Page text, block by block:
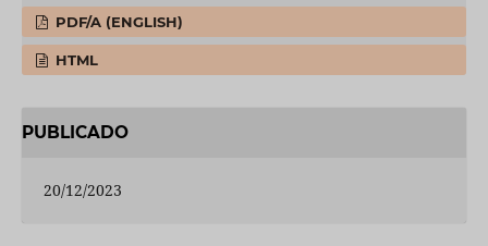
PDF/A (ENGLISH)
HTML
PUBLICADO
20/12/2023